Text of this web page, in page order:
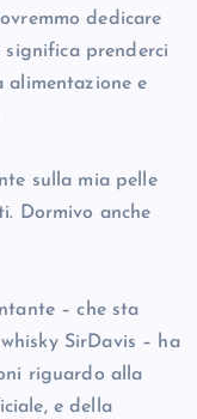
dedicare
significa prenderci
alimentazione e
sulla mia pelle
Dormivo anche
– che sta
SirDavis – ha
riguardo alla
e della